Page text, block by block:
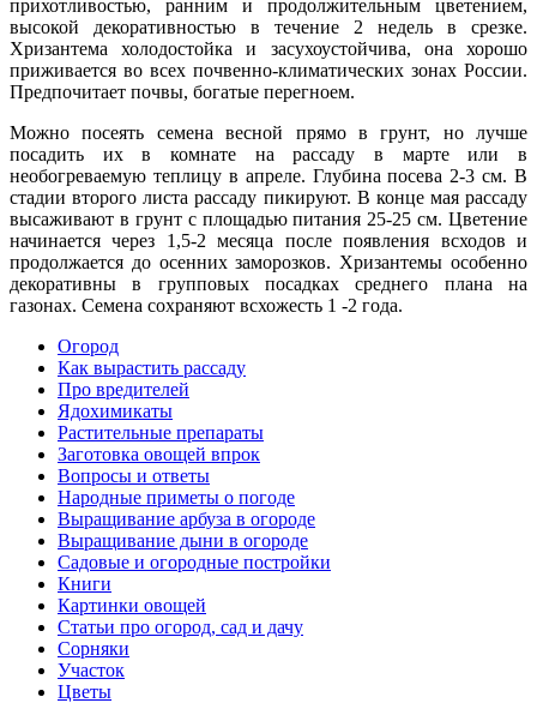
прихотливостью, ранним и продолжительным цветением,
высокой декоративностью в течение 2 недель в срезке.
Хризантема холодостойка и засухоустойчива, она хорошо
приживается во всех почвенно-климатических зонах Рос­сии.
Предпочитает почвы, бо­гатые перегноем.
Можно по­сеять семена весной прямо в грунт, но лучше
посадить их в комнате на рассаду в марте или в
необогреваемую тепли­цу в апреле. Глубина посева 2-3 см. В
стадии второго лис­та рассаду пикируют. В конце мая рассаду
высаживают в грунт с площадью питания 25-25 см. Цветение
начинает­ся через 1,5-2 месяца после появления всходов и
продолжается до осенних заморозков. Хризантемы осо­бенно
декоративны в группо­вых посадках среднего плана на
газонах. Семена сохраняют всхожесть 1 -2 года.
Огород
Как вырастить рассаду
Про вредителей
Ядохимикаты
Растительные препараты
Заготовка овощей впрок
Вопросы и ответы
Народные приметы о погоде
Выращивание арбуза в огороде
Выращивание дыни в огороде
Садовые и огородные постройки
Книги
Картинки овощей
Статьи про огород, сад и дачу
Сорняки
Участок
Цветы